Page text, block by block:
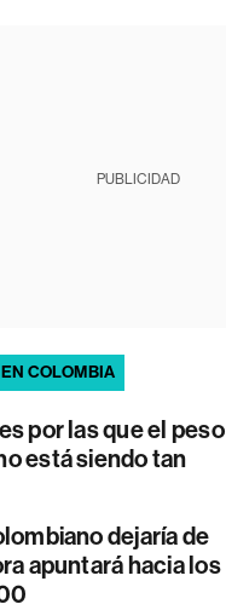
PUBLICIDAD
COLOMBIA
por las que el peso
está siendo tan
dejaría de
apuntará hacia los